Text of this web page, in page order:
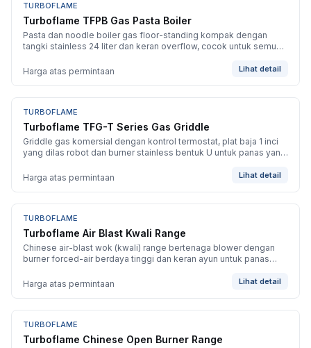
BARU
TURBOFLAME
Turboflame TFPB Gas Pasta Boiler
Pasta dan noodle boiler gas floor-standing kompak dengan
tangki stainless 24 liter dan keran overflow, cocok untuk semua
Harga atas permintaan
Lihat detail
BARU
TURBOFLAME
Turboflame TFG-T Series Gas Griddle
Griddle gas komersial dengan kontrol termostat, plat baja 1 inci
yang dilas robot dan burner stainless bentuk U untuk panas yang
Harga atas permintaan
Lihat detail
BARU
TURBOFLAME
Turboflame Air Blast Kwali Range
Chinese air-blast wok (kwali) range bertenaga blower dengan
burner forced-air berdaya tinggi dan keran ayun untuk panas
Harga atas permintaan
Lihat detail
BARU
TURBOFLAME
Turboflame Chinese Open Burner Range